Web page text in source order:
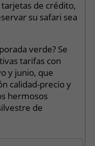
de crédito,
su safari sea
verde? Se
tarifas con
y junio, que
calidad-precio y
hermosos
de